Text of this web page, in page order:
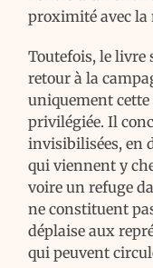
proximité avec la
Toutefois, le livre
retour à la
uniquement
privilégiée. Il
invisibilisées, en
qui viennent y
voire un refuge
ne constituent
déplaise aux
qui peuvent